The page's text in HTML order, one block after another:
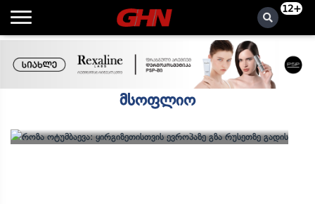
12+
მსოფლიო